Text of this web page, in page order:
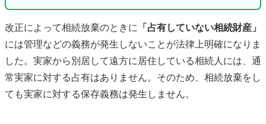
改正によって相続放棄のときに
「占有していない相続財産」
には管理などの義務が発生しないことが法律上明確になりま
した。実家から別居して遠方に居住している相続人には、通
常実家に対する占有はありません。そのため、相続放棄をし
ても実家に対する保存義務は発生しません。